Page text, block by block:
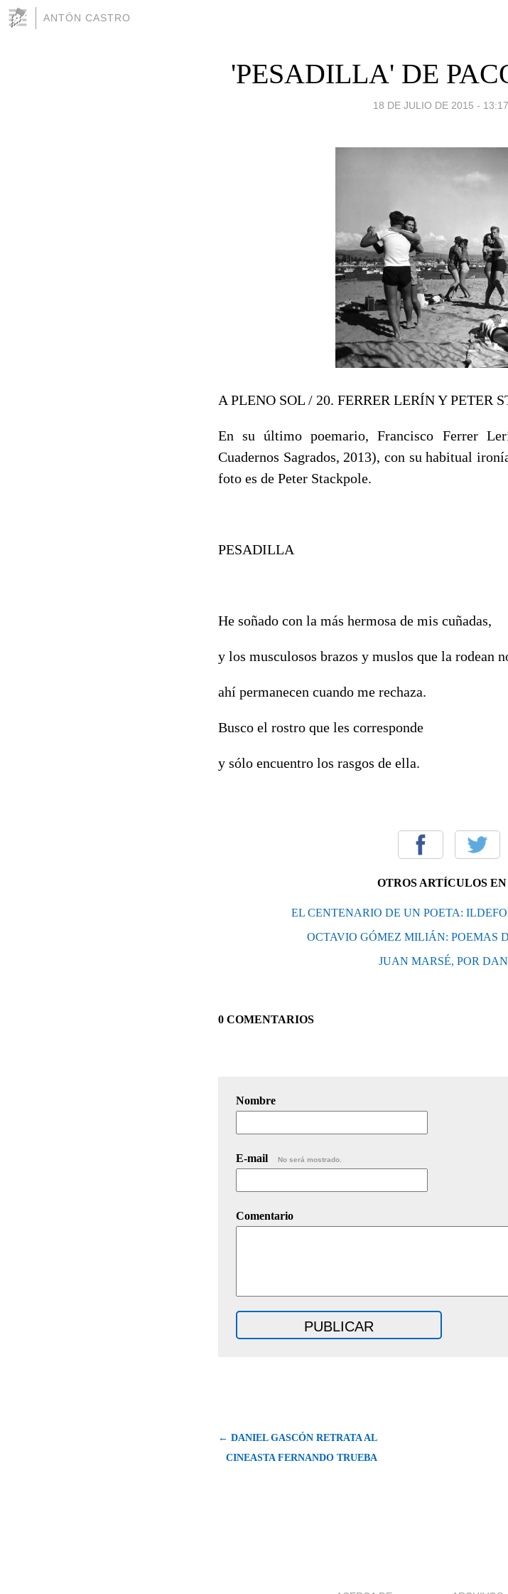
ANTÓN CASTRO
'PESADILLA' DE
18 DE JULIO DE 2015 - 13:17
A PLENO SOL / 20. FERRER LERÍN Y PETER
En su último poemario, Francisco Ferrer
Cuadernos Sagrados, 2013), con su habitual
foto es de Peter Stackpole.
PESADILLA
He soñado con la más hermosa de mis cuñadas,
y los musculosos brazos y muslos que la rodean
ahí permanecen cuando me rechaza.
Busco el rostro que les corresponde
y sólo encuentro los rasgos de ella.
OTROS ARTÍCULOS
EL CENTENARIO DE UN POETA:
OCTAVIO GÓMEZ MILIÁN: POEMAS
JUAN MARSÉ, POR
0 COMENTARIOS
Nombre
E-mail No será mostrado.
Comentario
← DANIEL GASCÓN RETRATA AL
CINEASTA FERNANDO TRUEBA